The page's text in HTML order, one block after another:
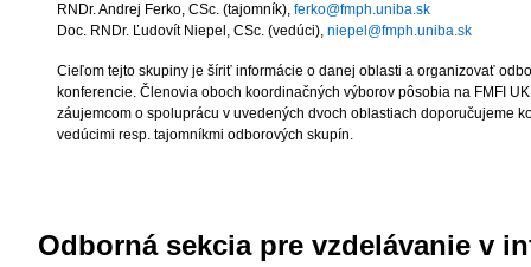
RNDr. Andrej Ferko, CSc. (tajomník), ferko@fmph.uniba.sk
Doc. RNDr. Ľudovít Niepel, CSc. (vedúci), niepel@fmph.uniba.sk
Cieľom tejto skupiny je šíriť informácie o danej oblasti a organizovať
konferencie. Členovia oboch koordinačných výborov pôsobia na FMFI
záujemcom o spoluprácu v uvedených dvoch oblastiach doporučujeme
vedúcimi resp. tajomníkmi odborových skupín.
Odborná sekcia pre vzdelávanie v